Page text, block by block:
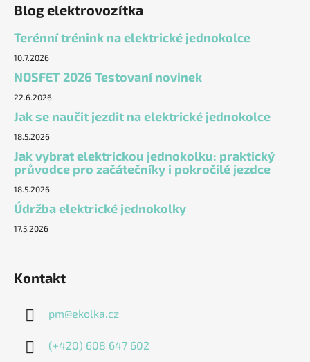
Blog elektrovozítka
Terénní trénink na elektrické jednokolce
10.7.2026
NOSFET 2026 Testovaní novinek
22.6.2026
Jak se naučit jezdit na elektrické jednokolce
18.5.2026
Jak vybrat elektrickou jednokolku: praktický
průvodce pro začátečníky i pokročilé jezdce
18.5.2026
Údržba elektrické jednokolky
17.5.2026
Kontakt
pm@ekolka.cz
(+420) 608 647 602